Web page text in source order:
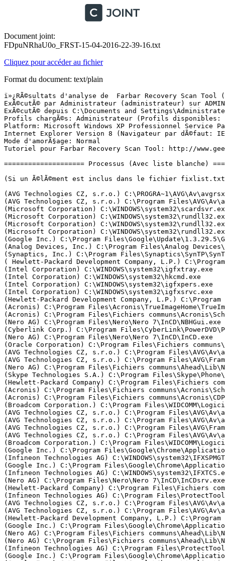
Document joint:
FDpuNRhaU0o_FRST-15-04-2016-22-39-16.txt
Cliquez pour accéder au fichier
Format du document: text/plain
ï»¿RÃ©sultats d'analyse de  Farbar Recovery Scan Tool (FRST) (x86) Version:13-04-2016
ExÃ©cutÃ© par Administrateur (administrateur) sur ADMIN-7E39C1EE9 (15-04-2016 22:38:28)
ExÃ©cutÃ© depuis C:\Documents and Settings\Administrateur\Mes documents\Downloads
Profils chargÃ©s: Administrateur (Profils disponibles: Administrateur)
Platform: Microsoft Windows XP Professionnel Service Pack 3 (X86) Langue: FranÃ§ais (France)
Internet Explorer Version 8 (Navigateur par dÃ©faut: IE)
Mode d'amorÃ§age: Normal
Tutoriel pour Farbar Recovery Scan Tool: http://www.geekstogo.com/forum/topic/335081-frst-tutorial-how-to-use-farbar-recovery-scan-tool/

==================== Processus (Avec liste blanche) =================

(Si un Ã©lÃ©ment est inclus dans le fichier fixlist.txt, le processus sera arrÃªtÃ©. Le fichier ne sera pas dÃ©placÃ©.)

(AVG Technologies CZ, s.r.o.) C:\PROGRA~1\AVG\Av\avgrsx.exe
(AVG Technologies CZ, s.r.o.) C:\Program Files\AVG\Av\avgcsrvx.exe
(Microsoft Corporation) C:\WINDOWS\system32\scardsvr.exe
(Microsoft Corporation) C:\WINDOWS\system32\rundll32.exe
(Microsoft Corporation) C:\WINDOWS\system32\rundll32.exe
(Microsoft Corporation) C:\WINDOWS\system32\rundll32.exe
(Google Inc.) C:\Program Files\Google\Update\1.3.29.5\GoogleCrashHandler.exe
(Analog Devices, Inc.) C:\Program Files\Analog Devices\Core\smax4pnp.exe
(Synaptics, Inc.) C:\Program Files\Synaptics\SynTP\SynTPEnh.exe
( Hewlett-Packard Development Company, L.P.) C:\Program Files\Hewlett-Packard\HP Quick Launch Buttons\QLBCTRL.exe
(Intel Corporation) C:\WINDOWS\system32\igfxtray.exe
(Intel Corporation) C:\WINDOWS\system32\hkcmd.exe
(Intel Corporation) C:\WINDOWS\system32\igfxpers.exe
(Intel Corporation) C:\WINDOWS\system32\igfxsrvc.exe
(Hewlett-Packard Development Company, L.P.) C:\Program Files\Hewlett-Packard\HP ProtectTools Security Manager\pthosttr.exe
(Acronis) C:\Program Files\Acronis\TrueImageHome\TrueImageMonitor.exe
(Acronis) C:\Program Files\Fichiers communs\Acronis\Schedule2\schedhlp.exe
(Nero AG) C:\Program Files\Nero\Nero 7\InCD\NBHGui.exe
(Cyberlink Corp.) C:\Program Files\CyberLink\PowerDVD\PDVDServ.exe
(Nero AG) C:\Program Files\Nero\Nero 7\InCD\InCD.exe
(Oracle Corporation) C:\Program Files\Fichiers communs\Java\Java Update\jusched.exe
(AVG Technologies CZ, s.r.o.) C:\Program Files\AVG\Av\avgui.exe
(AVG Technologies CZ, s.r.o.) C:\Program Files\AVG\Framework\Common\avguix.exe
(Nero AG) C:\Program Files\Fichiers communs\Ahead\Lib\NMBgMonitor.exe
(Skype Technologies S.A.) C:\Program Files\Skype\Phone\Skype.exe
(Hewlett-Packard Company) C:\Program Files\Fichiers communs\LightScribe\LightScribeControlPanel.exe
(Acronis) C:\Program Files\Fichiers communs\Acronis\Schedule2\schedul2.exe
(Acronis) C:\Program Files\Fichiers communs\Acronis\CDP\afcdpsrv.exe
(Broadcom Corporation.) C:\Program Files\WIDCOMM\Logiciel Bluetooth\BTTray.exe
(AVG Technologies CZ, s.r.o.) C:\Program Files\AVG\Av\avgfws.exe
(AVG Technologies CZ, s.r.o.) C:\Program Files\AVG\Av\avgidsagent.exe
(AVG Technologies CZ, s.r.o.) C:\Program Files\AVG\Framework\Common\avgsvcx.exe
(AVG Technologies CZ, s.r.o.) C:\Program Files\AVG\Av\avgwdsvcx.exe
(Broadcom Corporation.) C:\Program Files\WIDCOMM\Logiciel Bluetooth\bin\btwdins.exe
(Google Inc.) C:\Program Files\Google\Chrome\Application\chrome.exe
(Infineon Technologies AG) C:\WINDOWS\system32\IFXSPMGT.exe
(Google Inc.) C:\Program Files\Google\Chrome\Application\chrome.exe
(Infineon Technologies AG) C:\WINDOWS\system32\IFXTCS.exe
(Nero AG) C:\Program Files\Nero\Nero 7\InCD\InCDsrv.exe
(Hewlett-Packard Company) C:\Program Files\Fichiers communs\LightScribe\LSSrvc.exe
(Infineon Technologies AG) C:\Program Files\ProtectTools\Embedded Security Software\PSDsrvc.EXE
(AVG Technologies CZ, s.r.o.) C:\Program Files\AVG\Av\avgnsx.exe
(AVG Technologies CZ, s.r.o.) C:\Program Files\AVG\Av\avgemcx.exe
(Hewlett-Packard Development Company, L.P.) C:\Program Files\Hewlett-Packard\Shared\hpqwmiex.exe
(Google Inc.) C:\Program Files\Google\Chrome\Application\chrome.exe
(Nero AG) C:\Program Files\Fichiers communs\Ahead\Lib\NMIndexingService.exe
(Nero AG) C:\Program Files\Fichiers communs\Ahead\Lib\NMIndexStoreSvr.exe
(Infineon Technologies AG) C:\Program Files\ProtectTools\Embedded Security Software\PSDrt.exe
(Google Inc.) C:\Program Files\Google\Chrome\Application\chrome.exe
(Google Inc.) C:\Program Files\Google\Chrome\Application\chrome.exe
(Google Inc.) C:\Program Files\Google\Chrome\Application\chrome.exe
(Google Inc.) C:\Program Files\Google\Chrome\Application\chrome.exe
(Google Inc.) C:\Program Files\Google\Chrome\Application\chrome.exe
(Oracle Corporation) C:\Program Files\Fichiers communs\Java\Java Update\jucheck.exe
(Google Inc.) C:\Program Files\Google\Chrome\Application\chrome.exe
(Google Inc.) C:\Program Files\Google\Chrome\Application\chrome.exe
(Farbar) C:\Documents and Settings\Administrateur\Mes documents\Downloads\FRST (1).exe


==================== Registre (Avec liste blanche) ===========================

(Si un Ã©lÃ©ment est inclus dans le fichier fixlist.txt, l'Ã©lÃ©ment de Registre sera restaurÃ© Ã  la valeur par dÃ©faut ou supprimÃ©. Le fichier ne sera pas dÃ©placÃ©.)

HKLM\...\Run: [Adobe ARM] => C:\Program Files\Fichiers communs\Adobe\ARM\1.0\AdobeARM.exe [937920 2011-06-06] (Adobe Systems Incorporated)
HKLM\...\Run: [SoundMAXPnP] => C:\Program Files\Analog Devices\Core\smax4pnp.exe [872448 2007-01-05] (Analog Devices, Inc.)
HKLM\...\Run: [SoundMAX] => C:\Program Files\Analog Devices\SoundMAX\Smax4.exe [729088 2006-07-13] (Analog Devices, Inc.)
HKLM\...\Run: [SynTPEnh] => C:\Program Files\Synaptics\SynTP\SynTPEnh.exe [1028096 2008-01-18] (Synaptics, Inc.)
HKLM\...\Run: [QlbCtrl.exe] => C:\Program Files\Hewlett-Packard\HP Quick Launch Buttons\QlbCtrl.exe [177456 2007-10-19] ( Hewlett-Packard Development Company, L.P.)
HKLM\...\Run: [PTHOSTTR] => C:\Program Files\Hewlett-Packard\HP ProtectTools Security Manager\PTHOSTTR.EXE [145184 2007-01-09] (Hewlett-Packard Development Company, L.P.)
HKLM\...\Run: [NeroFilterCheck] => C:\Program Files\Fichiers communs\Ahead\Lib\NeroCheck.exe [153136 2007-03-01] (Nero AG)
HKLM\...\Run: [TrueImageMonitor.exe] => C:\Program Files\Acronis\TrueImageHome\TrueImageMonitor.exe [5048488 2009-09-12] (Acronis)
HKLM\...\Run: [Acronis